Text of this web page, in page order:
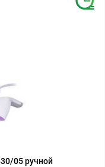
05 ручной